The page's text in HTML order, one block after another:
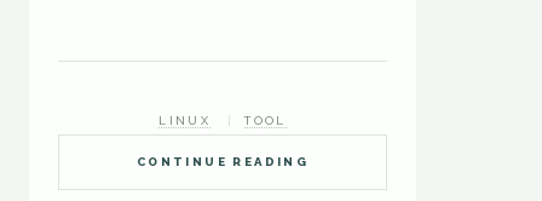
CONTINUE READING
LINUX TOOL